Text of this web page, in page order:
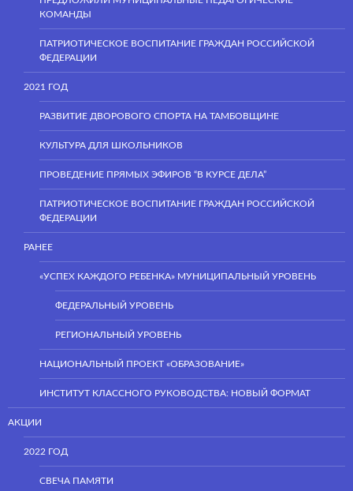
КОМАНДЫ
ПАТРИОТИЧЕСКОЕ ВОСПИТАНИЕ ГРАЖДАН РОССИЙСКОЙ
ФЕДЕРАЦИИ
2021 ГОД
РАЗВИТИЕ ДВОРОВОГО СПОРТА НА ТАМБОВЩИНЕ
КУЛЬТУРА ДЛЯ ШКОЛЬНИКОВ
ПРОВЕДЕНИЕ ПРЯМЫХ ЭФИРОВ “В КУРСЕ ДЕЛА”
ПАТРИОТИЧЕСКОЕ ВОСПИТАНИЕ ГРАЖДАН РОССИЙСКОЙ
ФЕДЕРАЦИИ
РАНЕЕ
«УСПЕХ КАЖДОГО РЕБЕНКА» МУНИЦИПАЛЬНЫЙ УРОВЕНЬ
ФЕДЕРАЛЬНЫЙ УРОВЕНЬ
РЕГИОНАЛЬНЫЙ УРОВЕНЬ
НАЦИОНАЛЬНЫЙ ПРОЕКТ «ОБРАЗОВАНИЕ»
ИНСТИТУТ КЛАССНОГО РУКОВОДСТВА: НОВЫЙ ФОРМАТ
АКЦИИ
2022 ГОД
СВЕЧА ПАМЯТИ